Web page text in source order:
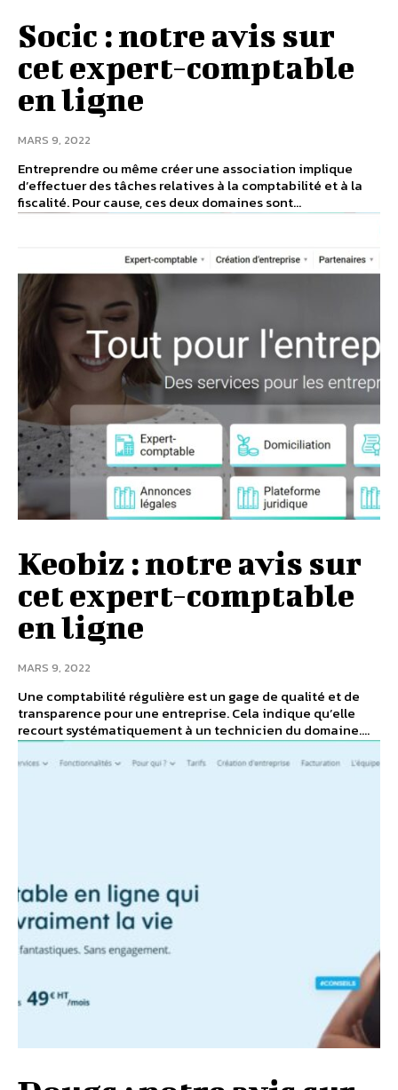
Socic : notre avis sur
cet expert-comptable
en ligne
MARS 9, 2022
Entreprendre ou même créer une association implique
d’effectuer des tâches relatives à la comptabilité et à la
fiscalité. Pour cause, ces deux domaines sont...
Keobiz : notre avis sur
cet expert-comptable
en ligne
MARS 9, 2022
Une comptabilité régulière est un gage de qualité et de
transparence pour une entreprise. Cela indique qu’elle
recourt systématiquement à un technicien du domaine....